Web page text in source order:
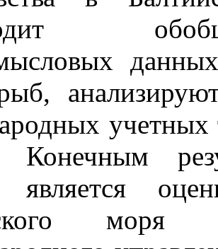
учетных
Конечным
является